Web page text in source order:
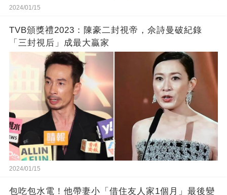
2024/01/15
TVB頒獎禮2023：陳豪二封視帝，佘詩曼破紀錄
「三封視后」成最大贏家
2024/01/15
包吃包水電！他帶妻小「借住友人家1個月」最後變